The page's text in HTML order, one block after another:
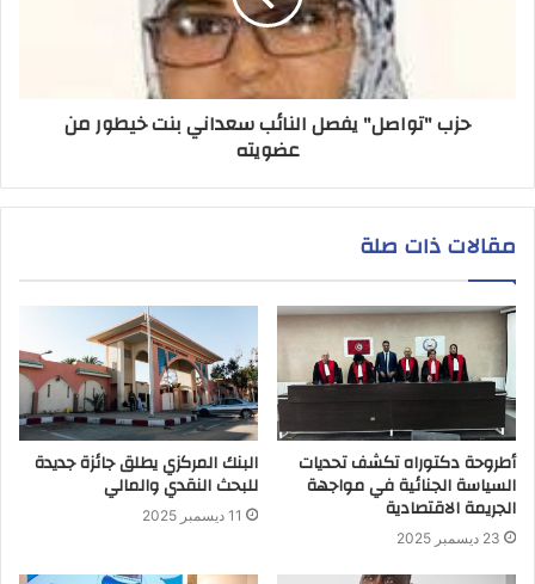
حزب "تواصل" يفصل النائب سعداني بنت خيطور من
عضويته
مقالات ذات صلة
أطروحة دكتوراه تكشف تحديات
السياسة الجنائية في مواجهة
الجريمة الاقتصادية
23 ديسمبر 2025
البنك المركزي يطلق جائزة جديدة
للبحث النقدي والمالي
11 ديسمبر 2025